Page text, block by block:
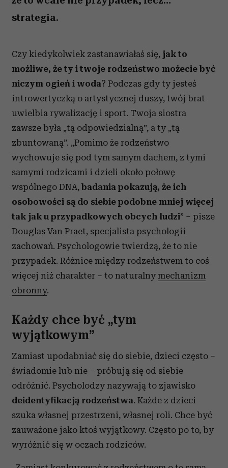
strategia.
Czy kiedykolwiek zastanawiałaś się, jak to
możliwe, że ty i twoje rodzeństwo możecie być
niczym ogień i woda? Podczas gdy ty jesteś
introwertyczką o artystycznej duszy, twój brat
uwielbia rywalizację i sport. Twoja siostra
zawsze była „tą odpowiedzialną”, a ty „tą
zbuntowaną”. „Pomimo że rodzeństwo
wychowuje się pod tym samym dachem, z tymi
samymi rodzicami i dzieli około połowę
wspólnego DNA, badania pokazują, że ich
osobowości są do siebie podobne mniej więcej
tak jak u przypadkowych obcych ludzi” – pisze
Douglas Van Praet, specjalista psychologii
zachowań. Psychologowie twierdzą, że to nie
przypadek. Różnice między rodzeństwem to coś
więcej niż charakter – to naturalny mechanizm
obronny.
Każdy chce być „tym
wyjątkowym”
Zamiast upodabniać się do siebie, dzieci często –
świadomie lub nie – próbują się od siebie
odróżnić. Psycholodzy nazywają to zjawisko
deidentyfikacją rodzeństwa. Każde z dzieci
szuka własnej przestrzeni, własnej roli. Chce być
zauważone jako ktoś wyjątkowy. Często po to, by
wyróżnić się w oczach rodziców.